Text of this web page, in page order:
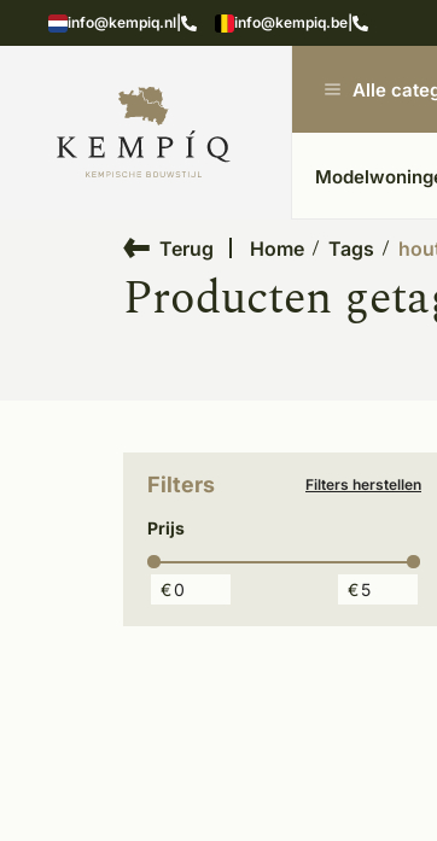
info@kempiq.nl info@kempiq.be
in Kesteren Unieke materialen
Alle
Terug Home Tags
Producten
Filters Filters herstellen
Prijs
€ €